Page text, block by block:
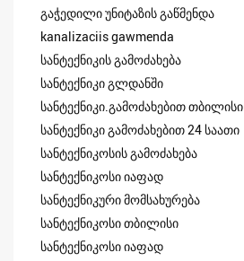
გაჭედილი უნიტაზის გაწმენდა
kanalizaciis gawmenda
სანტექნიკის გამოძახება
სანტექნიკი გლდანში
სანტექნიკი.გამოძახებით თბილისი
სანტექნიკი გამოძახებით 24 საათი
სანტექნიკოსის გამოძახება
სანტექნიკოსი იაფად
სანტექნიკური მომსახურება
სანტექნიკოსი თბილისი
სანტექნიკოსი იაფად